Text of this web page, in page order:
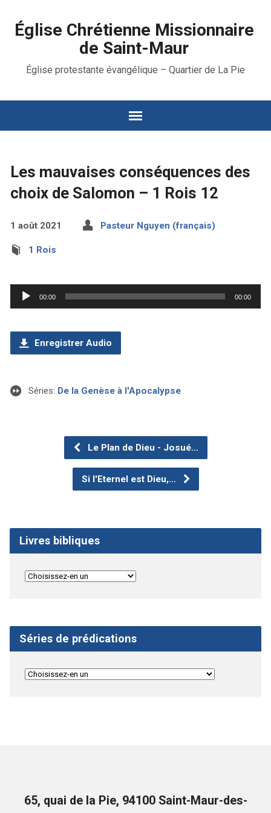
Église Chrétienne Missionnaire
de Saint-Maur
Église protestante évangélique – Quartier de La Pie
Les mauvaises conséquences des
choix de Salomon – 1 Rois 12
1 août 2021 Pasteur Nguyen (français)
1 Rois
Lecteur
audio
00:00 00:00
Enregistrer Audio
Séries: De la Genèse à l'Apocalypse
Le Plan de Dieu - Josué…
Si l'Eternel est Dieu,…
Livres bibliques
Séries de prédications
65, quai de la Pie, 94100 Saint-Maur-des-